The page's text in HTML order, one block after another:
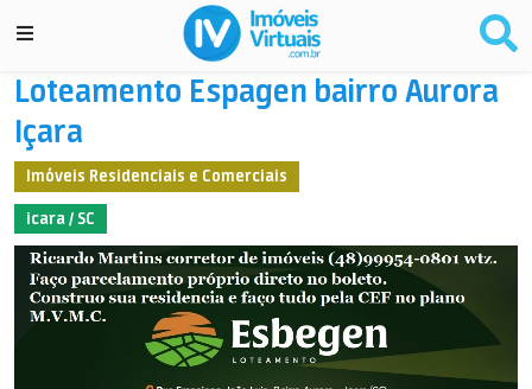
Loteamento Espagen bairro Aurora
Içara
Imóveis Residenciais e Comerciais
icara / SC